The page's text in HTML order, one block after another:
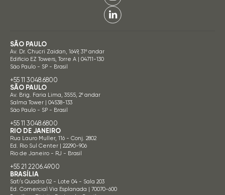
SÃO PAULO
Av. Dr. Chucri Zaidan, 1649, 31º andar
Edifício EZ Towers, Torre A | 04711-130
São Paulo - SP - Brasil
+55 11 3048.6800
SÃO PAULO
Av. Brig. Faria Lima, 3555, 2º andar
Salma Tower | 04538-133
São Paulo - SP - Brasil
+55 11 3048.6800
RIO DE JANEIRO
Rua Lauro Muller, 116 - Conj. 2802
Ed. Rio Sul Center | 22290-906
Rio de Janeiro - RJ - Brasil
+55 21 2206.4900
BRASÍLIA
Saf/s Quadra 02 - Lote 04 - Sala 203
Ed. Comercial Via Esplanada | 70070-600